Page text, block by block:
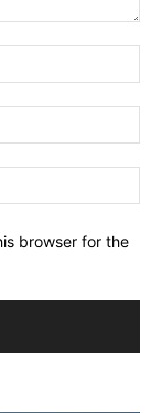
browser for the